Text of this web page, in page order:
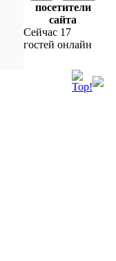
посетители
сайта
Сейчас 17
гостей онлайн